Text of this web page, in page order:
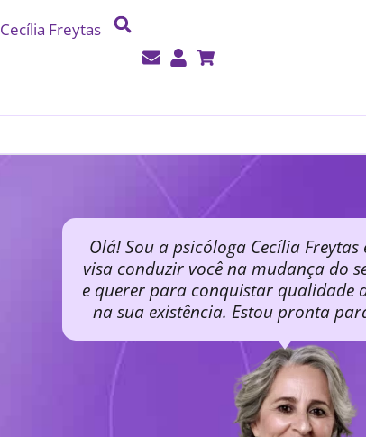
Cecília Freytas
Olá! Sou a psicóloga Cecília
visa conduzir você na mudança do
e querer para conquistar qualidade
na sua existência. Estou pronta